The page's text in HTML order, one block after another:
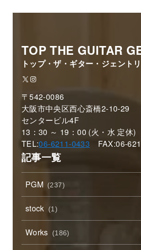
TOP THE GUITAR
トップ・ザ・ギター・ジェント
X Instagram
〒542-0086
大阪市中央区西心斎橋2-10-29
センタービル4F
13：30 ～ 19：00 (火・水 定休)
TEL:06-6211-0433 FAX:06-
記事一覧
PGM (237)
stock (1)
Works (186)